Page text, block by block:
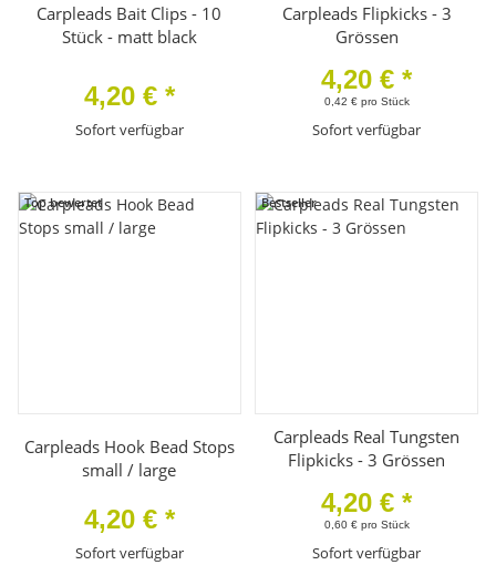
Carpleads Bait Clips - 10
Stück - matt black
4,20 € *
Sofort verfügbar
Carpleads Flipkicks - 3
Grössen
4,20 €*
0,42 € pro Stück
Sofort verfügbar
Top bewertet
Carpleads Hook Bead Stops
small / large
4,20 € *
Sofort verfügbar
Bestseller
Carpleads Real Tungsten
Flipkicks - 3 Grössen
4,20 €*
0,60 € pro Stück
Sofort verfügbar